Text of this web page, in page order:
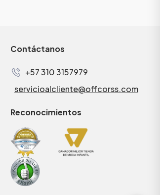
Contáctanos
+57 310 3157979
servicioalcliente@offcorss.com
Reconocimientos